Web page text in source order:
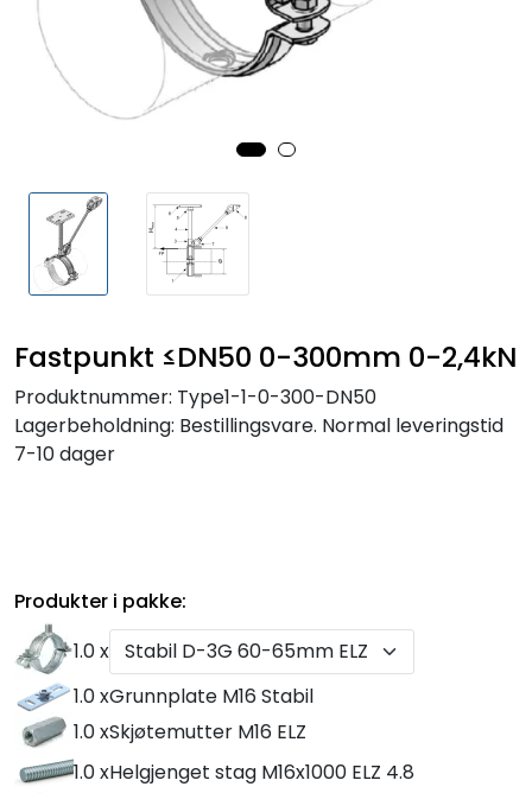
Fastpunkt ≤DN50 0-300mm 0-2,4kN
Produktnummer: Type1-1-0-300-DN50
Lagerbeholdning: Bestillingsvare. Normal leveringstid
7-10 dager
Produkter i pakke:
1.0 x
1.0 xGrunnplate M16 Stabil
1.0 xSkjøtemutter M16 ELZ
1.0 xHelgjenget stag M16x1000 ELZ 4.8